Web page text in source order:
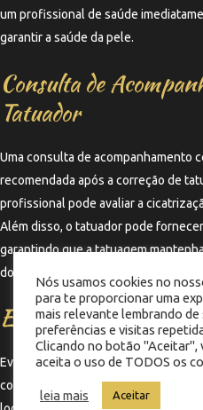
um profissional de saúde
garantir a saúde da pele.
Consulta de
Tatuador
Uma consulta de acompanhamento
recomendada após a correção de
profissional pode avaliar a
Além disso, o tatuador pode
garantindo que a tatuagem
do tempo.
Evitar Produtos
Evitar produtos irritantes é crucial
correção de tatuagens em áreas
Nós usamos cookies no
para te proporcionar uma
mais relevante lembrando de
preferências e visitas
Clicando no botão "Aceitar",
aceita o uso de TODOS os
leia mais Aceitar